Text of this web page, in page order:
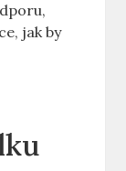
jak by